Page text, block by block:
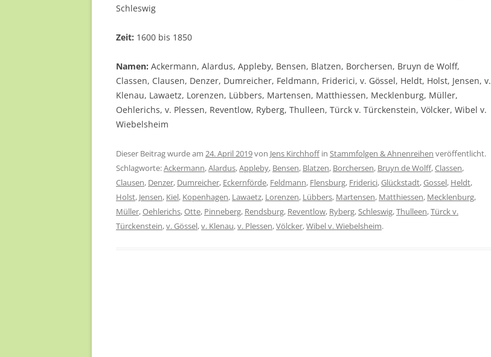
Schleswig
Zeit: 1600 bis 1850
Namen: Ackermann, Alardus, Appleby, Bensen, Blatzen, Borchersen, Bruyn de Wolff,
Classen, Clausen, Denzer, Dumreicher, Feldmann, Friderici, v. Gössel, Heldt, Holst, Jensen, v.
Klenau, Lawaetz, Lorenzen, Lübbers, Martensen, Matthiessen, Mecklenburg, Müller,
Oehlerichs, v. Plessen, Reventlow, Ryberg, Thulleen, Türck v. Türckenstein, Völcker, Wibel v.
Wiebelsheim
Dieser Beitrag wurde am 24. April 2019von Jens Kirchhoffin Stammfolgen & Ahnenreihen veröffentlicht.
Schlagworte:Ackermann,Alardus,Appleby, Bensen, Blatzen, Borchersen, Bruyn de Wolff,Classen,
Clausen, Denzer, Dumreicher, Eckernförde, Feldmann, Flensburg, Friderici,Glückstadt,Gossel, Heldt,
Holst, Jensen, Kiel, Kopenhagen, Lawaetz, Lorenzen, Lübbers, Martensen, Matthiessen, Mecklenburg,
Müller,Oehlerichs,Otte, Pinneberg, Rendsburg, Reventlow, Ryberg,Schleswig,Thulleen,Türck v.
Türckenstein,v. Gössel,v. Klenau,v. Plessen,Völcker,Wibel v. Wiebelsheim.